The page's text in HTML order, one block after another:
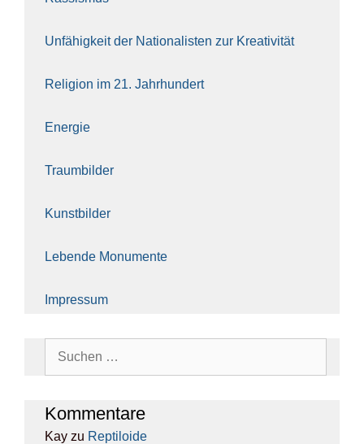
Unfä­hig­keit der Natio­na­lis­ten zur Krea­ti­vi­tät
Reli­gi­on im 21. Jahr­hun­dert
Ener­gie
Traum­bil­der
Kunst­bil­der
Leben­de Monu­men­te
Impres­sum
Kom­men­ta­re
Kay zu Rep­ti­lo­ide